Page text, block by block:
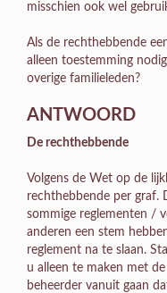
misschien ook wel
Als de rechthebbende
alleen toestemming
overige familieleden?
ANTWOORD
De rechthebbende
Volgens de Wet op de
rechthebbende per graf.
sommige reglementen /
anderen een stem
reglement na te slaan.
u alleen te maken met
beheerder vanuit gaan